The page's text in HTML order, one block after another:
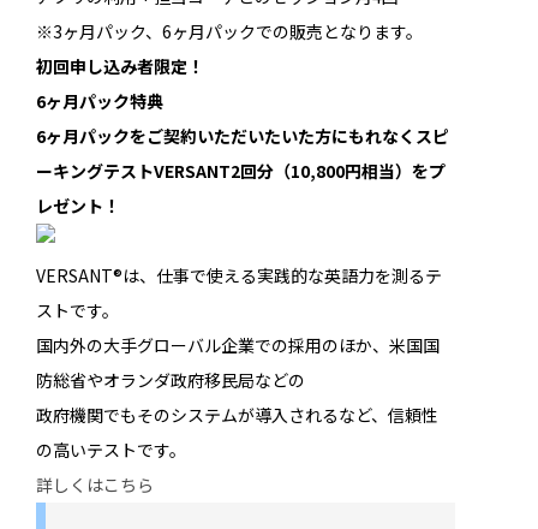
※3ヶ月パック、6ヶ月パックでの販売となります。
初回申し込み者限定！
6ヶ月パック特典
6ヶ月パックをご契約いただいたいた方にもれなく スピ
ーキングテストVERSANT2回分（10,800円相当）をプ
レゼント ！
VERSANT®は、仕事で使える実践的な英語力を測るテ
ストです。
国内外の大手グローバル企業での採用のほか、米国国
防総省やオランダ政府移民局などの
政府機関でもそのシステムが導入されるなど、信頼性
の高いテストです。
詳しくはこちら